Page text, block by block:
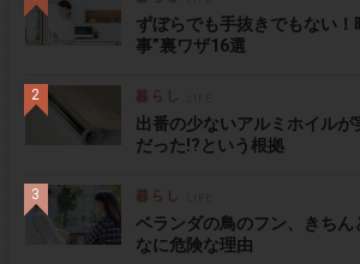
ずぼらでも手抜きでもない！
事”裏ワザ16選
出番の少ないアルミホイル
だった!?という根拠
ベランダの鳥のフン、きちん
なに危険な理由